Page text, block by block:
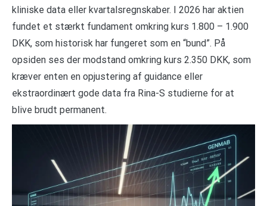
kliniske data eller kvartalsregnskaber. I 2026 har aktien
fundet et stærkt fundament omkring kurs 1.800 – 1.900
DKK, som historisk har fungeret som en “bund”. På
opsiden ses der modstand omkring kurs 2.350 DKK, som
kræver enten en opjustering af guidance eller
ekstraordinært gode data fra Rina-S studierne for at
blive brudt permanent.